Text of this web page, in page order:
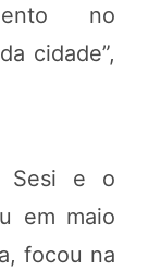
no
cidade”,
Sesi e o
em maio
focou na